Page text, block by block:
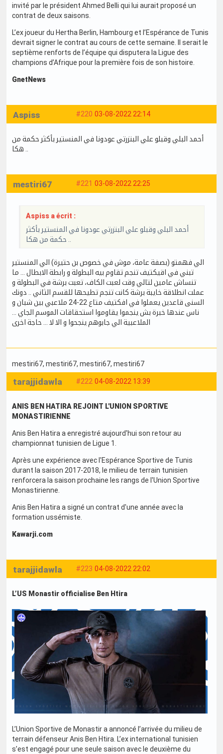
invité par le président Ahmed Belli qui lui aurait proposé un
contrat de deux saisons.
L’ex joueur du Hertha Berlin, Hambourg et l’Espérance de Tunis
devrait signer le contrat au cours de cette semaine. Il serait le
septième renforts de l’équipe qui disputera la Ligue des
champions d’Afrique pour la première fois de son histoire.
GnetNews
#220 03-08-2022 22:14
Aspiss
أحمد البلي وقبلو علي البنزرتي عودونا في المنستير بأكثر حكمة من
#221 03-08-2022 22:25
mestiri67
Aspiss a écrit :
أحمد البلي وقبلو علي البنزرتي عودونا في المنستير بأكثر
الي فهمتو (بصفة عامة، موش في خصوص بن حتيرة) الي المنستير
تبني في اقيكتيف تنجم تقاوم بيه البطولة و رابطة الابطال … ما
تنساش عامين لتالي وقت لعبت الكاف، تعبت برشة في البطولة و
عملت انطلاقة خايبة برشة كانت تنجم تطيحها للقسم الثاني .. دونك
السنى قاعدين يعملوا في افكتيف متاع 22-24 ملاعبي بين شبان و
ناس عندها خبرة بش ينجموا يقاوموا استحقاقات الموسم الجاي …
الملاعبية الي جابوهم ينجحوا و الا لا … حاجة اخرى
mestiri67, mestiri67, mestiri67, mestiri67
#222 04-08-2022 13:39
tarajjidawla
ANIS BEN HATIRA REJOINT L'UNION SPORTIVE
MONASTIRIENNE
Anis Ben Hatira a enregistré aujourd'hui son retour au
championnat tunisien de Ligue 1.
Après une expérience avec l'Espérance Sportive de Tunis
durant la saison 2017-2018, le milieu de terrain tunisien
renforcera la saison prochaine les rangs de l'Union Sportive
Monastirienne.
Anis Ben Hatira a signé un contrat d'une année avec la
formation ussémiste.
Kawarji.com
#223 04-08-2022 22:02
tarajjidawla
L’US Monastir officialise Ben Htira
L’Union Sportive de Monastir a annoncé l’arrivée du milieu de
terrain défenseur Anis Ben Htira. L’ex international tunisien
s’est engagé pour une seule saison avec le deuxième du